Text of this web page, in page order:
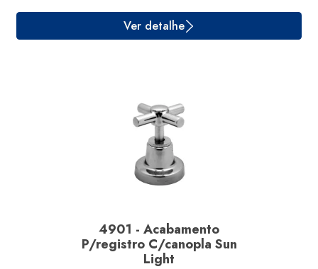
Ver detalhe
4901 - Acabamento
P/registro C/canopla Sun
Light